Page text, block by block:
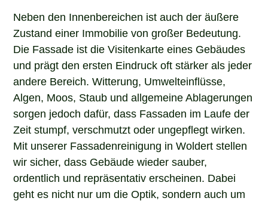
Neben den Innenbereichen ist auch der äußere
Zustand einer Immobilie von großer Bedeutung.
Die Fassade ist die Visitenkarte eines Gebäudes
und prägt den ersten Eindruck oft stärker als jeder
andere Bereich. Witterung, Umwelteinflüsse,
Algen, Moos, Staub und allgemeine Ablagerungen
sorgen jedoch dafür, dass Fassaden im Laufe der
Zeit stumpf, verschmutzt oder ungepflegt wirken.
Mit unserer Fassadenreinigung in Woldert stellen
wir sicher, dass Gebäude wieder sauber,
ordentlich und repräsentativ erscheinen. Dabei
geht es nicht nur um die Optik, sondern auch um